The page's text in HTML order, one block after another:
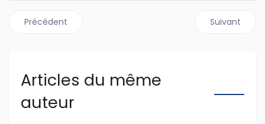
Article précédent : Kenworth annonce des boîtes
Précédent Article
Suivant
Articles du même
auteur